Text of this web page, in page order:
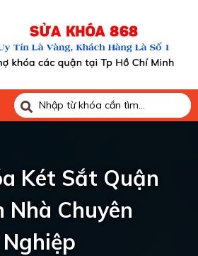
Két Sắt Quận
Nhà Chuyên
Nghiệp